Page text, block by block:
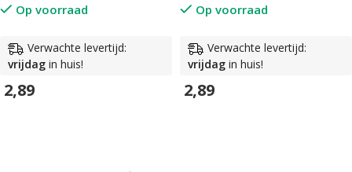
Op voorraad
Verwachte levertijd:
vrijdag in huis!
2,89
Op voorraad
Verwachte levertijd:
vrijdag in huis!
2,89